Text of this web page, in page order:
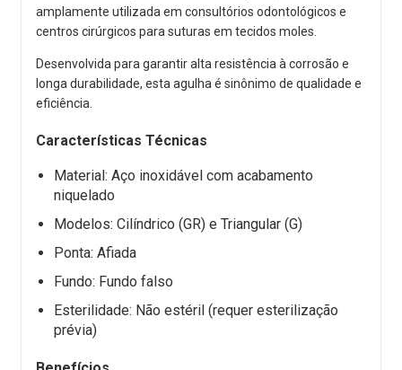
amplamente utilizada em consultórios odontológicos e
centros cirúrgicos para suturas em tecidos moles.
Desenvolvida para garantir alta resistência à corrosão e
longa durabilidade, esta agulha é sinônimo de qualidade e
eficiência.
Características Técnicas
Material: Aço inoxidável com acabamento
niquelado
Modelos: Cilíndrico (GR) e Triangular (G)
Ponta: Afiada
Fundo: Fundo falso
Esterilidade: Não estéril (requer esterilização
prévia)